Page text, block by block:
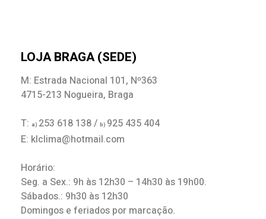
LOJA BRAGA (SEDE)
M: Estrada Nacional 101, Nº363
4715-213 Nogueira, Braga
T: a) 253 618 138 / b) 925 435 404
E: klclima@hotmail.com
Horário:
Seg. a Sex.: 9h às 12h30 – 14h30 às 19h00.
Sábados.: 9h30 às 12h30
Domingos e feriados por marcação.